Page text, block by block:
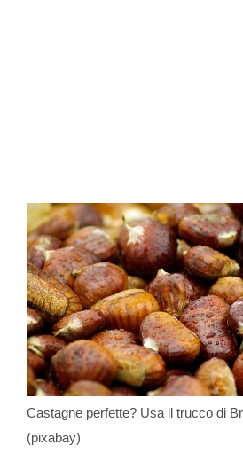
Castagne perfette? Usa il trucco di
(pixabay)